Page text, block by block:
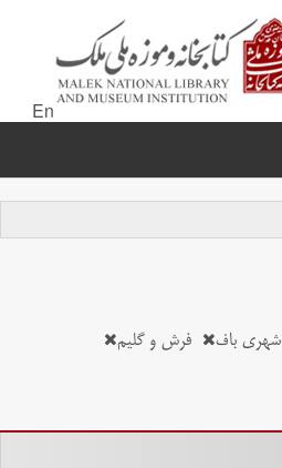
En
شهری باف فرش و گلیم